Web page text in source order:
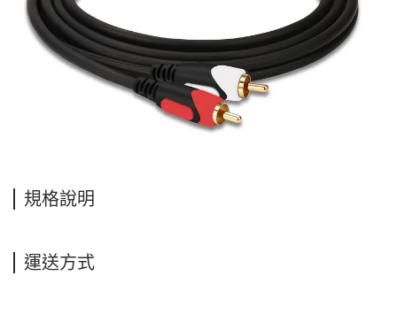
規格說明
運送方式